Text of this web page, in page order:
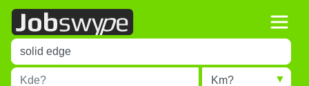
Title
Type 1 or more characters for results.
Místo Radius